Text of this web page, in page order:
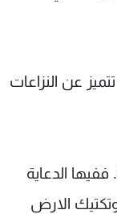
عن النزاعات
الدعاية
وتكتيك الارض